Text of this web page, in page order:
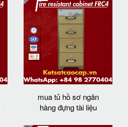
mua tủ hồ sơ ngân
hàng đựng tài liệu